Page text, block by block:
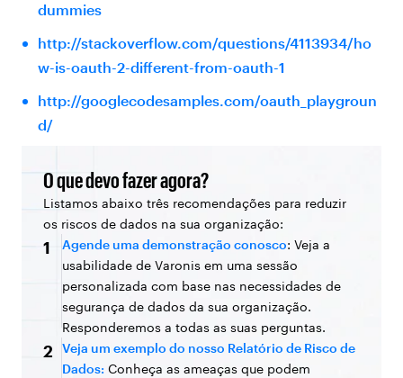
dummies
http://stackoverflow.com/questions/4113934/ho
w-is-oauth-2-different-from-oauth-1
http://googlecodesamples.com/oauth_playgroun
d/
O que devo fazer agora?
Listamos abaixo três recomendações para reduzir
os riscos de dados na sua organização:
1 Agende uma demonstração conosco: Veja a
usabilidade de Varonis em uma sessão
personalizada com base nas necessidades de
segurança de dados da sua organização.
Responderemos a todas as suas perguntas.
2
Veja um exemplo do nosso Relatório de Risco de
Dados: Conheça as ameaças que podem